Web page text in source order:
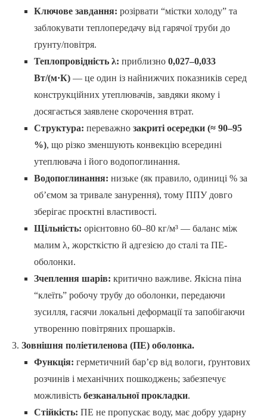
Ключове завдання: розірвати “містки холоду” та
заблокувати теплопередачу від гарячої труби до
ґрунту/повітря.
Теплопровідність λ: приблизно 0,027–0,033
Вт/(м·К)— це один із найнижчих показників серед
конструкційних утеплювачів, завдяки якому і
досягається заявлене скорочення втрат.
Структура: переважно закриті осередки (≈ 90–95
%), що різко зменшують конвекцію всередині
утеплювача і його водопоглинання.
Водопоглинання: низьке (як правило, одиниці % за
об’ємом за тривале занурення), тому ППУ довго
зберігає проєктні властивості.
Щільність: орієнтовно 60–80 кг/м³ — баланс між
малим λ, жорсткістю й адгезією до сталі та ПЕ-
оболонки.
Зчеплення шарів: критично важливе. Якісна піна
“клеїть” робочу трубу до оболонки, передаючи
зусилля, гасячи локальні деформації та запобігаючи
утворенню повітряних прошарків.
Зовнішня поліетиленова (ПЕ) оболонка.
Функція: герметичний бар’єр від вологи, ґрунтових
розчинів і механічних пошкоджень; забезпечує
можливість безканальної прокладки.
Стійкість: ПЕ не пропускає воду, має добру ударну